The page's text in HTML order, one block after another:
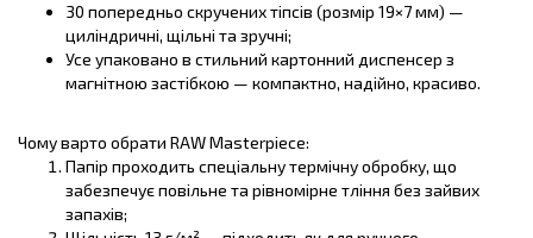
30 попередньо скручених тіпсів (розмір 19×7 мм) —
циліндричні, щільні та зручні;
Усе упаковано в стильний картонний диспенсер з
магнітною застібкою — компактно, надійно, красиво.
Чому варто обрати RAW Masterpiece:
Папір проходить спеціальну термічну обробку, що
забезпечує повільне та рівномірне тління без зайвих
запахів;